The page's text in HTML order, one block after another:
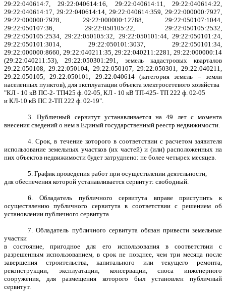
29:22:040614:7, 29:22:040614:16, 29:22:040614:11, 29:22:040614:22,
29:22:040614:17, 29:22:040614:14, 29:22:040614:359, 29:22:000000:7927,
29:22:000000:7928, 29:22:000000:12788, 29:22:050107:1044,
29:22:050107:36, 29:22:050105:22, 29:22:050105:2532,
29:22:050105:2534, 29:22:050105:32, 29:22:050101:44, 29:22:050101:24,
29:22:050101:3014, 29:22:050101:3037, 29:22:050101:34,
29:22:000000:8660, 29:22:040211:35, 29:22:040211:2281, 29:22:000000:14
(29:22:040211:53), 29:22:050301:291, земель кадастровых кварталов
29:22:050108, 29:22:050104, 29:22:050107, 29:22:050301, 29:22:040211,
29:22:050105, 29:22:050101, 29:22:040614 (категория земель – земли
населенных пунктов), для эксплуатации объекта электросетевого хозяйства
"КЛ - 10 кВ ПС-2- ТП425 ф. 02-05, КЛ - 10 кВ ТП-425- ТП 222 ф. 02-05
и КЛ-10 кВ ПС 2-ТП 222 ф. 02-19".
3. Публичный сервитут устанавливается на 49 лет с момента
внесения сведений о нем в Единый государственный реестр недвижимости.
4. Срок, в течение которого в соответствии с расчетом заявителя
использование земельных участков (их частей) и (или) расположенных на
них объектов недвижимости будет затруднено: не более четырех месяцев.
5. График проведения работ при осуществлении деятельности,
для обеспечения которой устанавливается сервитут: свободный.
6. Обладатель публичного сервитута вправе приступить к
осуществлению публичного сервитута в соответствии с решением об
установлении публичного сервитута
7. Обладатель публичного сервитута обязан привести земельные
участки
в состояние, пригодное для его использования в соответствии с
разрешенным использованием, в срок не позднее, чем три месяца после
завершения строительства, капитального или текущего ремонта,
реконструкции, эксплуатации, консервации, сноса инженерного
сооружения, для размещения которого был установлен публичный
сервитут.